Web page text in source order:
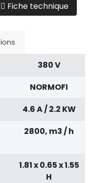
Fiche technique
380 V
NORMOFI
4.6 A / 2.2 KW
2800, m3 / h
1.81 x 0.65 x 1.55
H